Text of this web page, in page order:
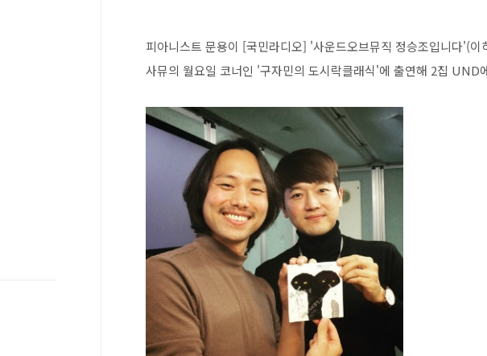
피아니스트 문용이 [국민라디오] '사운드오브뮤직 정승조입니다'(
사뮤의 월요일 코너인 '구자민의 도시락클래식'에 출연해 2집 UND